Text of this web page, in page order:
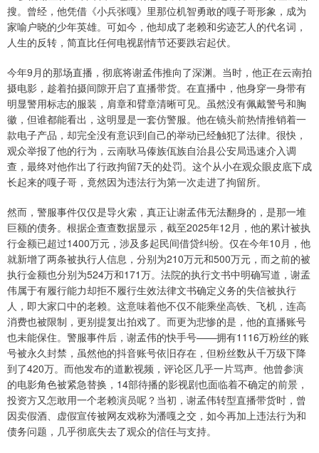
搜。曾经，他凭借《小兵张嘎》里那位机智勇敢的嘎子哥形象，成为
家喻户晓的少年英雄。可如今，他却成了老赖和劣迹艺人的代名词，
人生的反转，简直比任何电视剧情节还要跌宕起伏。
今年9月的那场直播，彻底将谢孟伟推向了深渊。当时，他正在云南拍
摄电影，趁着拍摄间隙开启了直播带货。在直播中，他身穿一身带有
明显警用标志的服装，肩章和臂章清晰可见。虽然没有佩戴警号和胸
徽，但谁都能看出，这明显是一套仿警服。他在镜头前热情推销着一
款电子产品，却完全没有意识到自己的举动已经触犯了法律。很快，
观众举报了他的行为，云南耿马傣族佤族自治县公安局迅速介入调
查，最终对他作出了行政拘留7天的处罚。这个从小在观众眼皮底下成
长起来的嘎子哥，竟然因为违法行为第一次走进了拘留所。
然而，警服事件仅仅是导火索，真正让谢孟伟无法翻身的，是那一堆
巨额的债务。根据企查查数据显示，截至2025年12月，他的累计被执
行金额已超过1400万元，涉及多起民间借贷纠纷。仅在今年10月，他
就新增了两条被执行人信息，分别为210万元和500万元，而之前的被
执行金额也分别为524万和171万。法院的执行文书中明确写道，谢孟
伟属于有履行能力却拒不履行生效法律文书确定义务的失信被执行
人，即大家口中的老赖。这意味着他不仅不能乘坐高铁、飞机，连高
消费也被限制，更别提复出拍戏了。而更为悲惨的是，他的直播账号
也未能保住。警服事件后，谢孟伟的快手号——拥有1116万粉丝的账
号被永久封禁，虽然他的抖音账号依旧存在，但粉丝数从千万级下降
到了420万。而他发布的道歉视频，评论区几乎一片骂声。他曾参演
的电影角色被紧急替换，14部待播的影视剧也面临着不确定的前景，
投资方又怎敢用一个老赖演员呢？当初，谢孟伟转型直播带货时，曾
因卖假酒、虚假宣传被网友戏称为潘嘎之交，如今再加上违法行为和
债务问题，几乎彻底失去了观众的信任与支持。